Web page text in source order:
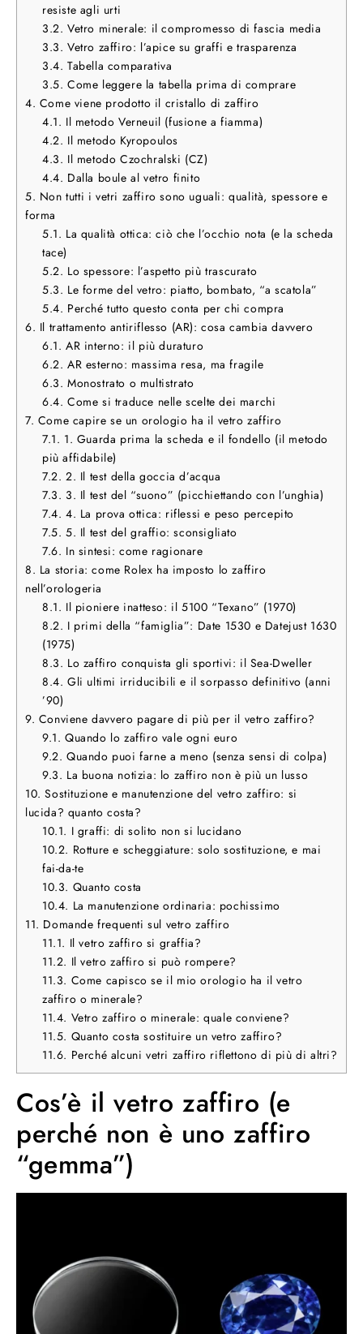
resiste agli urti
3.2. Vetro minerale: il compromesso di fascia media
3.3. Vetro zaffiro: l’apice su graffi e trasparenza
3.4. Tabella comparativa
3.5. Come leggere la tabella prima di comprare
4. Come viene prodotto il cristallo di zaffiro
4.1. Il metodo Verneuil (fusione a fiamma)
4.2. Il metodo Kyropoulos
4.3. Il metodo Czochralski (CZ)
4.4. Dalla boule al vetro finito
5. Non tutti i vetri zaffiro sono uguali: qualità, spessore e
forma
5.1. La qualità ottica: ciò che l’occhio nota (e la scheda
tace)
5.2. Lo spessore: l’aspetto più trascurato
5.3. Le forme del vetro: piatto, bombato, “a scatola”
5.4. Perché tutto questo conta per chi compra
6. Il trattamento antiriflesso (AR): cosa cambia davvero
6.1. AR interno: il più duraturo
6.2. AR esterno: massima resa, ma fragile
6.3. Monostrato o multistrato
6.4. Come si traduce nelle scelte dei marchi
7. Come capire se un orologio ha il vetro zaffiro
7.1. 1. Guarda prima la scheda e il fondello (il metodo
più affidabile)
7.2. 2. Il test della goccia d’acqua
7.3. 3. Il test del “suono” (picchiettando con l’unghia)
7.4. 4. La prova ottica: riflessi e peso percepito
7.5. 5. Il test del graffio: sconsigliato
7.6. In sintesi: come ragionare
8. La storia: come Rolex ha imposto lo zaffiro
nell’orologeria
8.1. Il pioniere inatteso: il 5100 “Texano” (1970)
8.2. I primi della “famiglia”: Date 1530 e Datejust 1630
(1975)
8.3. Lo zaffiro conquista gli sportivi: il Sea-Dweller
8.4. Gli ultimi irriducibili e il sorpasso definitivo (anni
’90)
9. Conviene davvero pagare di più per il vetro zaffiro?
9.1. Quando lo zaffiro vale ogni euro
9.2. Quando puoi farne a meno (senza sensi di colpa)
9.3. La buona notizia: lo zaffiro non è più un lusso
10. Sostituzione e manutenzione del vetro zaffiro: si
lucida? quanto costa?
10.1. I graffi: di solito non si lucidano
10.2. Rotture e scheggiature: solo sostituzione, e mai
fai-da-te
10.3. Quanto costa
10.4. La manutenzione ordinaria: pochissimo
11. Domande frequenti sul vetro zaffiro
11.1. Il vetro zaffiro si graffia?
11.2. Il vetro zaffiro si può rompere?
11.3. Come capisco se il mio orologio ha il vetro
zaffiro o minerale?
11.4. Vetro zaffiro o minerale: quale conviene?
11.5. Quanto costa sostituire un vetro zaffiro?
11.6. Perché alcuni vetri zaffiro riflettono di più di altri?
Cos’è il vetro zaffiro (e
perché non è uno zaffiro
“gemma”)